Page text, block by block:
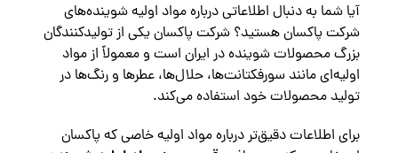
آیا شما به دنبال اطلاعاتی درباره مواد اولیه شوینده‌های
شرکت پاکسان هستید؟ شرکت پاکسان یکی از تولیدکنندگان
بزرگ محصولات شوینده در ایران است و معمولاً از مواد
اولیه‌ای مانند سورفکتانت‌ها، حلال‌ها، عطرها و رنگ‌ها در
تولید محصولات خود استفاده می‌کند.
برای اطلاعات دقیق‌تر درباره مواد اولیه خاصی که پاکسان